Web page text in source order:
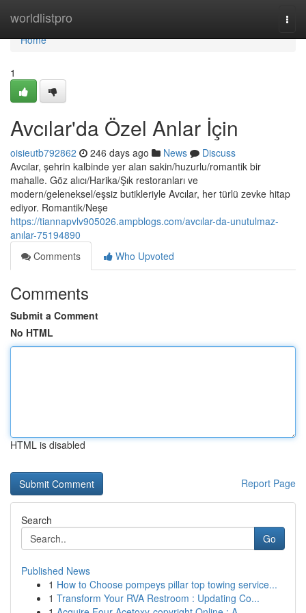
worldlistpro
Home
Home
1
Avcılar'da Özel Anlar İçin
oisieutb792862 246 days ago News
Discuss
Avcılar, şehrin kalbinde yer alan sakin/huzurlu/romantik bir
mahalle. Göz alıcı/Harika/Şık restoranları ve
modern/geleneksel/eşsiz butikleriyle Avcılar, her türlü zevke hitap
ediyor. Romantik/Neşe
https://tiannapvlv905026.ampblogs.com/avcılar-da-unutulmaz-
anılar-75194890
Comments
Who Upvoted
Comments
Submit a Comment
No HTML
HTML is disabled
Report Page
Search
Go
Published News
1 How to Choose pompeys pillar top towing service...
1 Transform Your RVA Restroom : Updating Co...